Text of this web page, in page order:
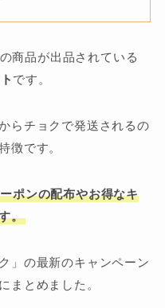
商品が出品されている
です。
らチョクで発送されるの
徴です。
ポンの配布やお得なキ
。
」の最新のキャンペーン
まとめました。